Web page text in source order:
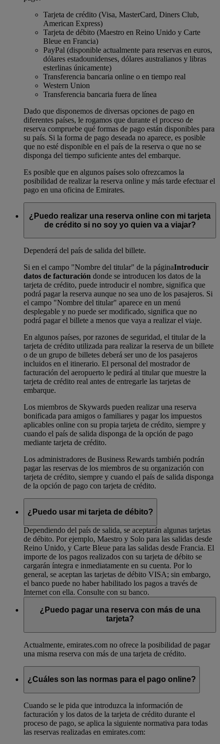
Tarjeta de crédito (Visa, MasterCard, Diners Club,
American Express)
Tarjeta de débito (Maestro en Reino Unido y Carte
Bleue en Francia)
PayPal (disponible actualmente para reservas en euros,
dólares estadounidenses, dólares australianos y libras
esterlinas únicamente)
Transferencia bancaria online o en tiempo real
Western Union
Transferencia bancaria fuera de línea
Dado que disponemos de diversas opciones de pago en
diferentes países, le rogamos que durante el proceso de
reserva compruebe qué formas de pago están disponibles para
su país. Si la forma de pago deseada no aparece, es posible
que no esté disponible en el país de la reserva o que no se
disponga del tiempo suficiente antes del embarque.
Es posible que en algunos países solo ofrezcamos la
posibilidad de realizar la reserva online y más tarde efectuar el
pago en una oficina de Emirates.
¿Puedo realizar una reserva online con mi tarjeta
de crédito si no soy yo quien va a viajar?
Dependerá del país de salida del billete.
Si en el campo "Nombre del titular" de la páginaIntroducir
datos de facturación donde se introducen los datos de la
tarjeta de crédito, puede introducir el nombre, significa que
podrá pagar la reserva aunque no sea uno de los pasajeros. Si
el campo "Nombre del titular" aparece en un menú
desplegable y no puede ser modificado, significa que no
podrá pagar el billete a menos que vaya a realizar el viaje.
En algunos países, por razones de seguridad, el titular de la
tarjeta de crédito utilizada para realizar la reserva de un billete
o de un grupo de billetes deberá ser uno de los pasajeros
incluidos en el itinerario. El personal del mostrador de
facturación del aeropuerto le pedirá al titular que muestre la
tarjeta de crédito real antes de entregarle las tarjetas de
embarque.
Los miembros de Skywards pueden realizar una reserva
bonificada para amigos o familiares y pagar los impuestos
aplicables online con su propia tarjeta de crédito, siempre y
cuando el país de salida disponga de la opción de pago
mediante tarjeta de crédito.
Los administradores de Business Rewards también podrán
pagar las reservas de los miembros de su organización con
tarjeta de crédito, siempre y cuando el país de salida disponga
de la opción de pago con tarjeta de crédito.
¿Puedo usar mi tarjeta de débito?
Dependiendo del país de salida, se aceptarán algunas tarjetas
de débito. Por ejemplo, Maestro y Solo para las salidas desde
Reino Unido, y Carte Bleue para las salidas desde Francia. El
importe de los pagos realizados con su tarjeta de débito se
cargarán íntegra e inmediatamente en su cuenta. Por lo
general, se aceptan las tarjetas de débito VISA; sin embargo,
el banco puede no haber habilitado los pagos a través de
Internet con ella. Consulte con su banco.
¿Puedo pagar una reserva con más de una
tarjeta?
Actualmente, emirates.com no ofrece la posibilidad de pagar
una misma reserva con más de una tarjeta de crédito.
¿Cuáles son las normas para el pago online?
Cuando se le pida que introduzca la información de
facturación y los datos de la tarjeta de crédito durante el
proceso de pago, se aplica la siguiente normativa para todas
las reservas realizadas en emirates.com: